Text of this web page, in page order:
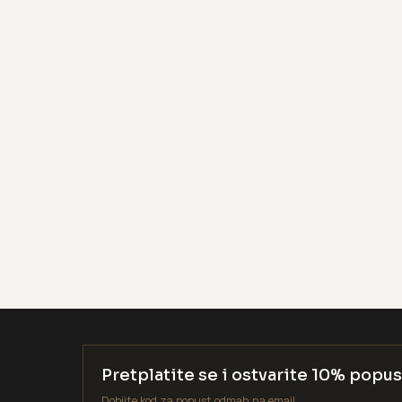
Pretplatite se i ostvarite 10%